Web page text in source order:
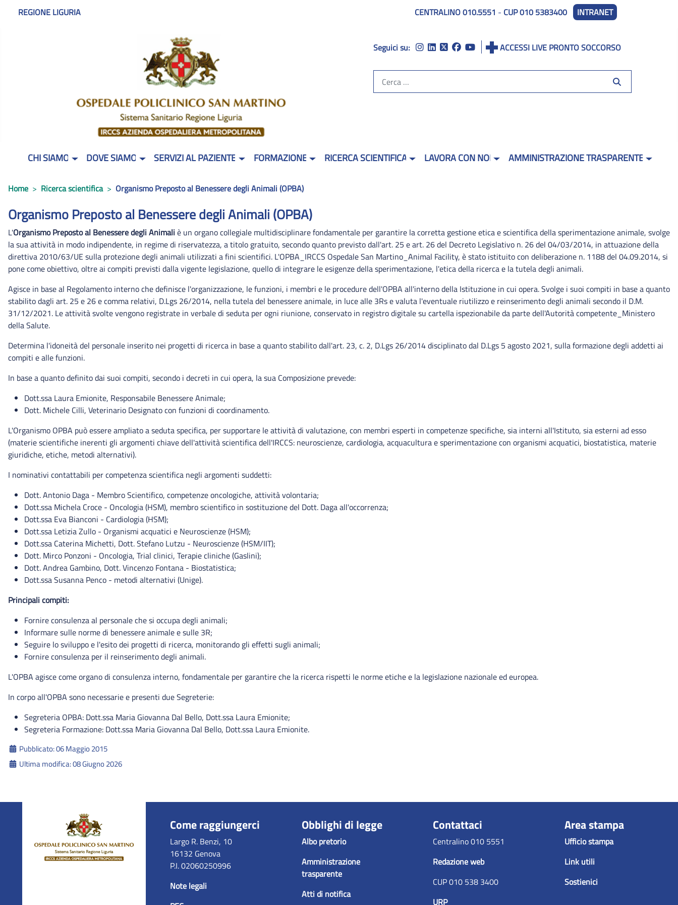
REGIONE LIGURIA CENTRALINO 010.5551 - CUP 010 5383400 INTRANET
Seguici su: ACCESSI LIVE PRONTO SOCCORSO
CHI SIAMO DOVE SIAMO SERVIZI AL PAZIENTE FORMAZIONE RICERCA SCIENTIFICA LAVORA CON NOI AMMINISTRAZIONE TRASPARENTE
Home Ricerca scientifica Organismo Preposto al Benessere degli Animali (OPBA)
Organismo Preposto al Benessere degli Animali (OPBA)
L'Organismo Preposto al Benessere degli Animali è un organo collegiale multidisciplinare fondamentale per garantire la corretta gestione etica e scientifica della sperimentazione animale, svolge
la sua attività in modo indipendente, in regime di riservatezza, a titolo gratuito, secondo quanto previsto dall'art. 25 e art. 26 del Decreto Legislativo n. 26 del 04/03/2014, in attuazione della
direttiva 2010/63/UE sulla protezione degli animali utilizzati a fini scientifici. L'OPBA_IRCCS Ospedale San Martino_Animal Facility, è stato istituito con deliberazione n. 1188 del 04.09.2014, si
pone come obiettivo, oltre ai compiti previsti dalla vigente legislazione, quello di integrare le esigenze della sperimentazione, l'etica della ricerca e la tutela degli animali.
Agisce in base al Regolamento interno che definisce l'organizzazione, le funzioni, i membri e le procedure dell'OPBA all'interno della Istituzione in cui opera. Svolge i suoi compiti in base a quanto
stabilito dagli art. 25 e 26 e comma relativi, D.Lgs 26/2014, nella tutela del benessere animale, in luce alle 3Rs e valuta l'eventuale riutilizzo e reinserimento degli animali secondo il D.M.
31/12/2021. Le attività svolte vengono registrate in verbale di seduta per ogni riunione, conservato in registro digitale su cartella ispezionabile da parte dell'Autorità competente_Ministero
della Salute.
Determina l'idoneità del personale inserito nei progetti di ricerca in base a quanto stabilito dall'art. 23, c. 2, D.Lgs 26/2014 disciplinato dal D.Lgs 5 agosto 2021, sulla formazione degli addetti ai
compiti e alle funzioni.
In base a quanto definito dai suoi compiti, secondo i decreti in cui opera, la sua Composizione prevede:
Dott.ssa Laura Emionite, Responsabile Benessere Animale;
Dott. Michele Cilli, Veterinario Designato con funzioni di coordinamento.
L'Organismo OPBA può essere ampliato a seduta specifica, per supportare le attività di valutazione, con membri esperti in competenze specifiche, sia interni all'Istituto, sia esterni ad esso
(materie scientifiche inerenti gli argomenti chiave dell'attività scientifica dell'IRCCS: neuroscienze, cardiologia, acquacultura e sperimentazione con organismi acquatici, biostatistica, materie
giuridiche, etiche, metodi alternativi).
I nominativi contattabili per competenza scientifica negli argomenti suddetti:
Dott. Antonio Daga - Membro Scientifico, competenze oncologiche, attività volontaria;
Dott.ssa Michela Croce - Oncologia (HSM), membro scientifico in sostituzione del Dott. Daga all'occorrenza;
Dott.ssa Eva Bianconi - Cardiologia (HSM);
Dott.ssa Letizia Zullo - Organismi acquatici e Neuroscienze (HSM);
Dott.ssa Caterina Michetti, Dott. Stefano Lutzu - Neuroscienze (HSM/IIT);
Dott. Mirco Ponzoni - Oncologia, Trial clinici, Terapie cliniche (Gaslini);
Dott. Andrea Gambino, Dott. Vincenzo Fontana - Biostatistica;
Dott.ssa Susanna Penco - metodi alternativi (Unige).
Principali compiti:
Fornire consulenza al personale che si occupa degli animali;
Informare sulle norme di benessere animale e sulle 3R;
Seguire lo sviluppo e l'esito dei progetti di ricerca, monitorando gli effetti sugli animali;
Fornire consulenza per il reinserimento degli animali.
L'OPBA agisce come organo di consulenza interno, fondamentale per garantire che la ricerca rispetti le norme etiche e la legislazione nazionale ed europea.
In corpo all'OPBA sono necessarie e presenti due Segreterie:
Segreteria OPBA: Dott.ssa Maria Giovanna Dal Bello, Dott.ssa Laura Emionite;
Segreteria Formazione: Dott.ssa Maria Giovanna Dal Bello, Dott.ssa Laura Emionite.
Dettagli
Pubblicato: 06 Maggio 2015
Ultima modifica: 08 Giugno 2026
Come raggiungerci
Largo R. Benzi, 10
16132 Genova
P.I. 02060250996
Note legali
Obblighi di legge
Albo pretorio
Amministrazione
trasparente
Atti di notifica
Contattaci
Centralino 010 5551
Redazione web
CUP 010 538 3400
URP
Area stampa
Ufficio stampa
Link utili
Sostienici